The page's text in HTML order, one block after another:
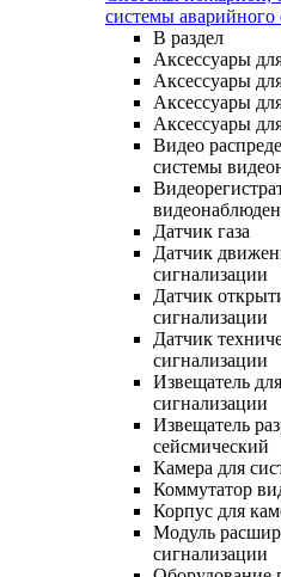
системы
В раздел
Аксессуары
Аксессуары
Аксессуары
Аксессуары
Видео
системы
Датчик газа
Датчик
сигнализации
Датчик
сигнализации
Датчик
сигнализации
Извещатель
сигнализации
Извещатель
сейсмический
Камера для
Коммутатор
Корпус для
Модуль
сигнализации